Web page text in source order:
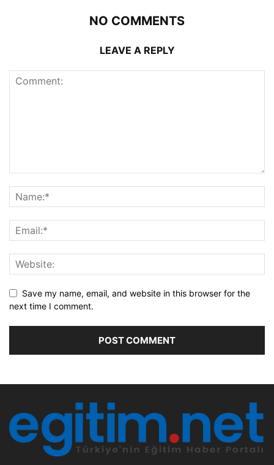
NO COMMENTS
LEAVE A REPLY
Save my name, email, and website in this browser for the
next time I comment.